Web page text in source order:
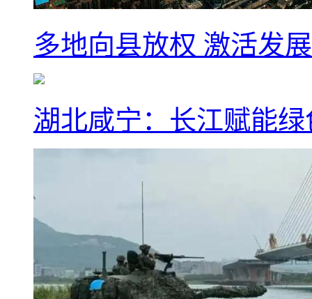
多地向县放权 激活发
湖北咸宁：长江赋能